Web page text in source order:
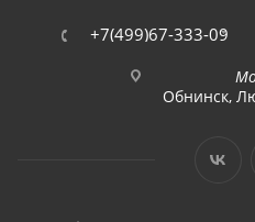
+7(499)67-333-09
Обнинск,